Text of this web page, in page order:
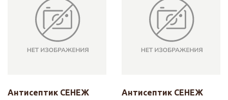
Антисептик СЕНЕЖ
Антисептик СЕНЕЖ